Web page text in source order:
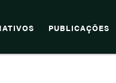
PUBLICAÇÕES